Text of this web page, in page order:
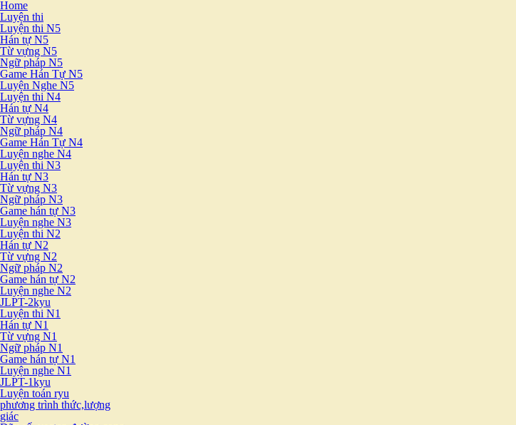
Home
Luyện thi
Luyện thi N5
Hán tự N5
Từ vựng N5
Ngữ pháp N5
Game Hán Tự N5
Luyện Nghe N5
Luyện thi N4
Hán tự N4
Từ vựng N4
Ngữ pháp N4
Game Hán Tự N4
Luyện nghe N4
Luyện thi N3
Hán tự N3
Từ vựng N3
Ngữ pháp N3
Game hán tự N3
Luyện nghe N3
Luyện thi N2
Hán tự N2
Từ vựng N2
Ngữ pháp N2
Game hán tự N2
Luyện nghe N2
JLPT-2kyu
Luyện thi N1
Hán tự N1
Từ vựng N1
Ngữ pháp N1
Game hán tự N1
Luyện nghe N1
JLPT-1kyu
Luyện toán ryu
phương trình thức,lượng
giác